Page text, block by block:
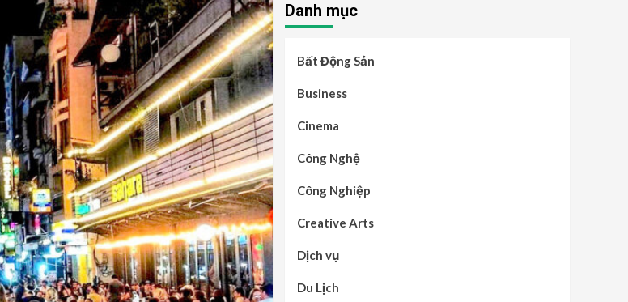
Danh mục
Bất Động Sản
Business
Cinema
Công Nghệ
Công Nghiệp
Creative Arts
Dịch vụ
Du Lịch